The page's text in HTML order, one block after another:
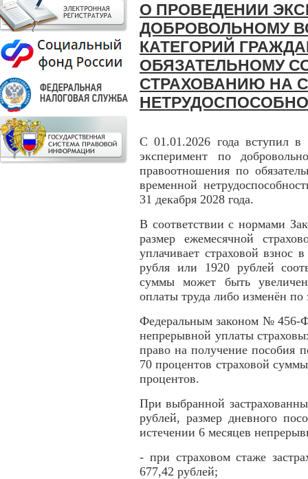
О ПРОВЕДЕНИИ
ДОБРОВОЛЬНОМУ
КАТЕГОРИЙ
ОБЯЗАТЕЛЬНОМУ
СТРАХОВАНИЮ НА
С 01.01.2026 года вступил
эксперимент по
правоотношения по
временной
31 декабря 2028 года.
В соответствии с нормами
размер ежемесячной
уплачивает страховой
рубля или 1920 рублей
суммы может быть
оплаты труда либо изменён по
Федеральным законом № 456-
непрерывной уплаты
право на получение пособия
70 процентов страховой
процентов.
При выбранной
рублей, размер дневного
истечении 6 месяцев
- при страховом стаже
677,42 рублей;